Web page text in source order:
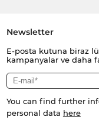
Newsletter
E-posta kutuna biraz
kampanyalar ve daha
You can find further
personal data here